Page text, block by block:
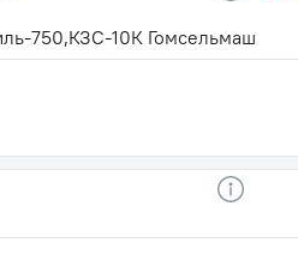
750,КЗС-10К Гомсельмаш